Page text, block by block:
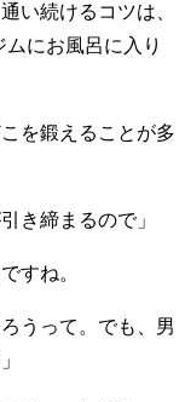
い続けるコツは、
にお風呂に入り
を鍛えることが多
き締まるので」
すね。
うって。でも、男